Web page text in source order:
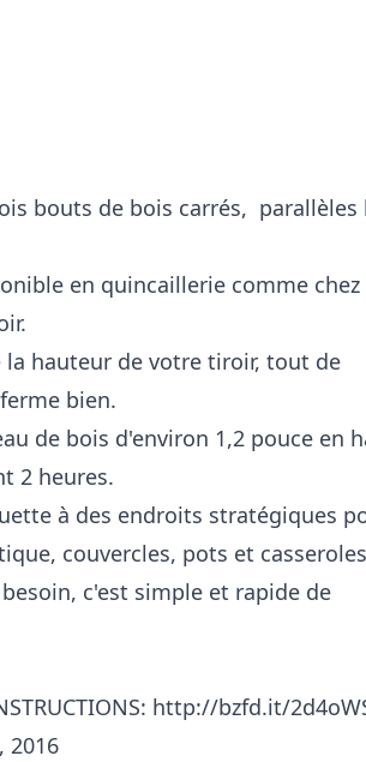
bouts de bois carrés, parallèles
en quincaillerie comme chez
la hauteur de votre tiroir, tout de
bien.
de bois d'environ 1,2 pouce en
2 heures.
à des endroits stratégiques
couvercles, pots et
c'est simple et rapide de
http://bzfd.it/
2016